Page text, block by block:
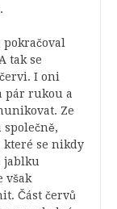
tak se
I oni
pár rukou a
Ze
se nikdy
jablku
však
Část červů